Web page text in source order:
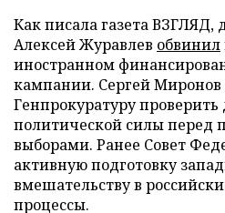
Как писала газета ВЗГЛЯД,
Алексей Журавлев обвинил
иностранном
кампании. Сергей Миронов
Генпрокуратуру проверить
политической силы перед
выборами. Ранее Совет
активную подготовку
вмешательству в
процессы.